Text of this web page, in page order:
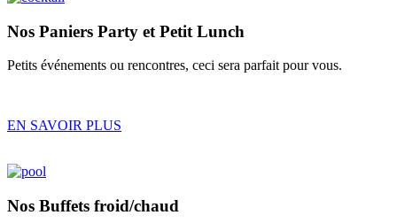
Nos Paniers Party et Petit Lunch
Petits événements ou rencontres, ceci sera parfait pour vous.
EN SAVOIR PLUS
Nos Buffets froid/chaud